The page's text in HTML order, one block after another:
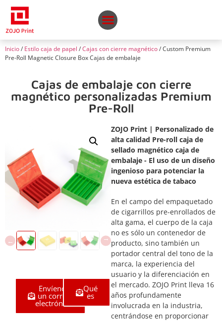
Inicio/ Estilo caja de papel /Cajas con cierre magnético/ Custom Premium
Pre-Roll Magnetic Closure Box Cajas de embalaje
Cajas de embalaje con cierre
magnético personalizadas Premium
Pre-Roll
Envíenos
un correo
electrónico
Qué
es
ZOJO Print | Personalizado de
alta calidad Pre-roll caja de
sellado magnético caja de
embalaje - El uso de un diseño
ingenioso para potenciar la
nueva estética de tabaco
En el campo del empaquetado
de cigarrillos pre-enrollados de
alta gama, el cuerpo de la caja
no es sólo un contenedor de
producto, sino también un
portador central del tono de la
marca, la experiencia del
usuario y la diferenciación en
el mercado. ZOJO Print lleva 16
años profundamente
involucrada en la industria,
centrándose en proporcionar